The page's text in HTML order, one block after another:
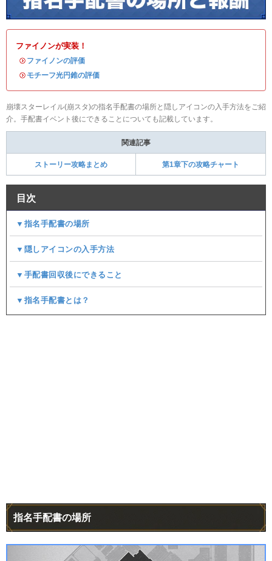
ファイノンが実装！
・ ファイノンの評価
・ モチーフ光円錐の評価
崩壊スターレイル(崩スタ)の指名手配書の場所と隠しアイコンの入手方法をご紹
介。手配書イベント後にできることについても記載しています。
関連記事
ストーリー攻略まとめ 第1章下の攻略チャート
目次
▼指名手配書の場所
▼隠しアイコンの入手方法
▼手配書回収後にできること
▼指名手配書とは？
指名手配書の場所